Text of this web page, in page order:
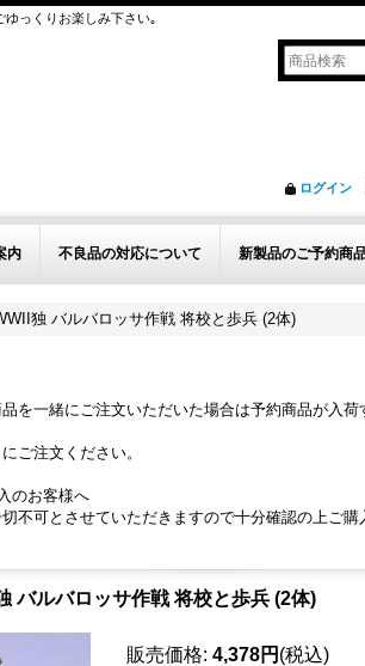
っくりお楽しみ下さい｡
ログイン
内 不良品の対応について 新製品のご予約商
独 バルバロッサ作戦 将校と歩兵 (2体)
を一緒にご注文いただいた場合は予約商品が入
ご注文ください。
のお客様へ
不可とさせていただきますので十分確認の上ご購
バルバロッサ作戦 将校と歩兵 (2体)
販売価格: 4,378円 (税込)